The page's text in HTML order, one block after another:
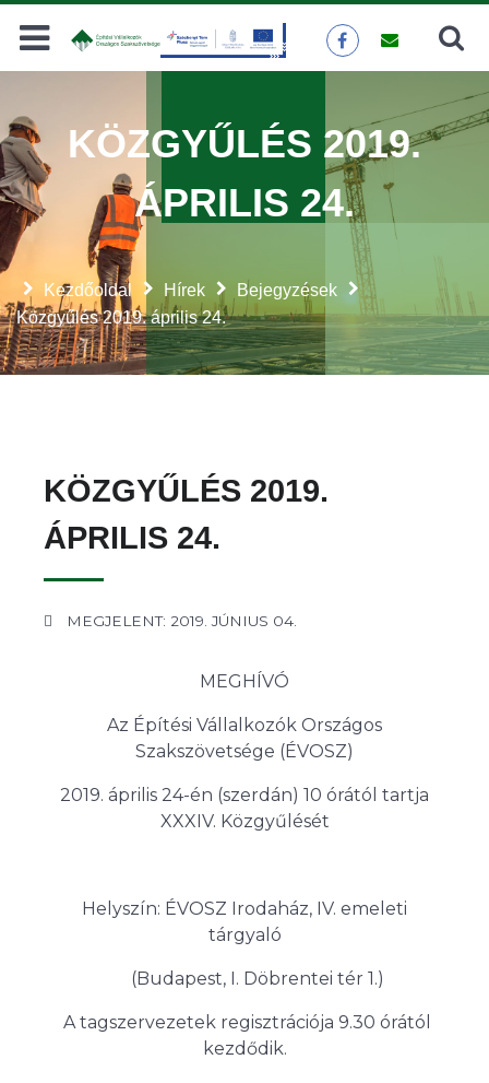
Keresés
Kezdőoldal Hírek
Bejegyzések
Közgyűlés 2019. április 24.
KÖZGYŰLÉS 2019.
ÁPRILIS 24.
KÖZGYŰLÉS 2019.
ÁPRILIS 24.
MEGJELENT: 2019. JÚNIUS 04.
MEGHÍVÓ
Az Építési Vállalkozók Országos
Szakszövetsége (ÉVOSZ)
2019. április 24-én (szerdán) 10 órától tartja
XXXIV. Közgyűlését
Helyszín: ÉVOSZ Irodaház, IV. emeleti
tárgyaló
(Budapest, I. Döbrentei tér 1.)
A tagszervezetek regisztrációja 9.30 órától
kezdődik.